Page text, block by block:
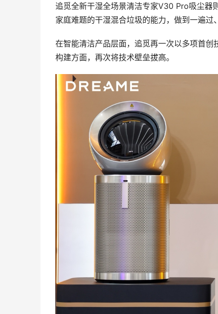
追觅全新干湿全场景清洁专家V30 Pro吸尘器
家庭难题的干湿混合垃圾的能力，做到一遍过
在智能清洁产品层面，追觅再一次以多项首
构建方面，再次将技术壁垒拔高。